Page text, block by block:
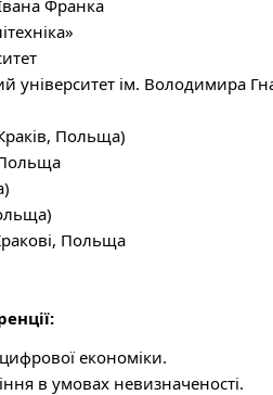
Франка
університет ім. Володимира
Польща)
Польща
економіки.
в умовах невизначеності.